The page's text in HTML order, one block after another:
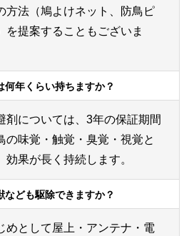
方法（鳩よけネット、防鳥ピ
を提案することもございま
何年くらい持ちますか？
剤については、3年の保証期間
の味覚・触覚・臭覚・視覚と
果が長く持続します。
なども駆除できますか？
めとして屋上・アンテナ・電